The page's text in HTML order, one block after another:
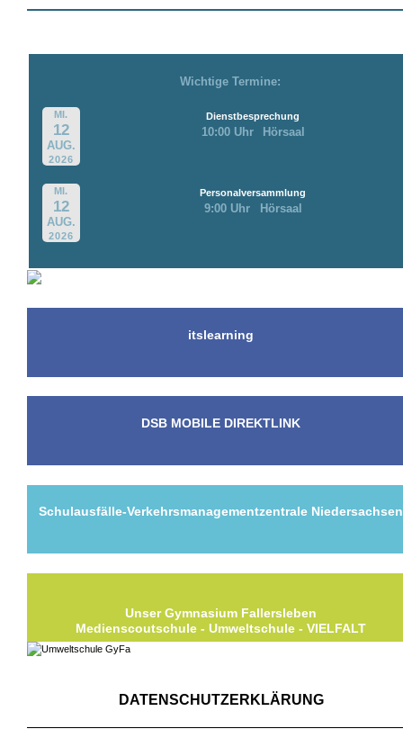
Wichtige Termine:
MI.
12
AUG.
2026
Dienstbesprechung
10:00 Uhr Hörsaal
MI.
12
AUG.
2026
Personalversammlung
9:00 Uhr Hörsaal
itslearning
DSB MOBILE DIREKTLINK
Schulausfälle-Verkehrsmanagementzentrale Niedersachsen
Unser Gymnasium Fallersleben
Medienscoutschule - Umweltschule - VIELFALT
DATENSCHUTZERKLÄRUNG